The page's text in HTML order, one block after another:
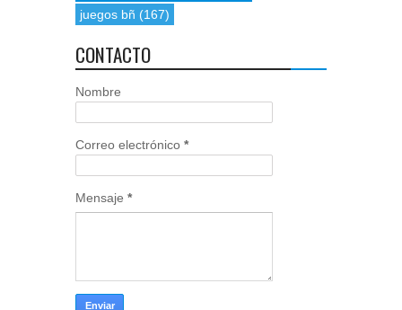
juegos bñ (167)
CONTACTO
Nombre
Correo electrónico *
Mensaje *